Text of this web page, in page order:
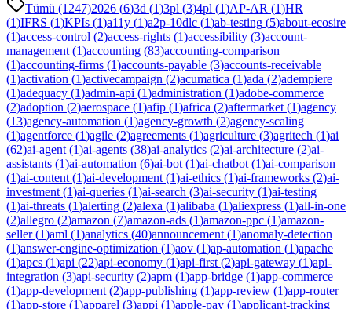
Tümü (1247)2026 (6)3d (1)3pl (3)4pl (1)AP-AR (1)HR
(1)IFRS (1)KPIs (1)a11y (1)a2p-10dlc (1)ab-testing (5)about-ecosire
(1)access-control (2)access-rights (1)accessibility (3)account-
management (1)accounting (83)accounting-comparison
(1)accounting-firms (1)accounts-payable (3)accounts-receivable
(1)activation (1)activecampaign (2)acumatica (1)ada (2)adempiere
(1)adequacy (1)admin-api (1)administration (1)adobe-commerce
(2)adoption (2)aerospace (1)afip (1)africa (2)aftermarket (1)agency
(13)agency-automation (1)agency-growth (2)agency-scaling
(1)agentforce (1)agile (2)agreements (1)agriculture (3)agritech (1)ai
(62)ai-agent (1)ai-agents (38)ai-analytics (2)ai-architecture (2)ai-
assistants (1)ai-automation (6)ai-bot (1)ai-chatbot (1)ai-comparison
(1)ai-content (1)ai-development (1)ai-ethics (1)ai-frameworks (2)ai-
investment (1)ai-queries (1)ai-search (3)ai-security (1)ai-testing
(1)ai-threats (1)alerting (2)alexa (1)alibaba (1)aliexpress (1)all-in-one
(2)allegro (2)amazon (7)amazon-ads (1)amazon-ppc (1)amazon-
seller(1)aml (1)analytics (40)announcement (1)anomaly-detection
(1)answer-engine-optimization (1)aov (1)ap-automation (1)apache
(1)apcs (1)api (22)api-economy (1)api-first (2)api-gateway (1)api-
integration (3)api-security (2)apm (1)app-bridge (1)app-commerce
(1)app-development (2)app-publishing (1)app-review (1)app-router
(1)app-store (1)apparel (3)appi (1)apple-pay (1)applicant-tracking